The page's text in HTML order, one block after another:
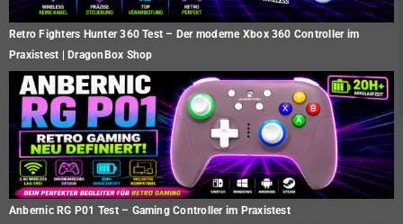
Retro Fighters Hunter 360 Test – Der moderne Xbox 360 Controller im
Praxistest | DragonBox Shop
Anbernic RG P01 Test – Gaming Controller im Praxistest